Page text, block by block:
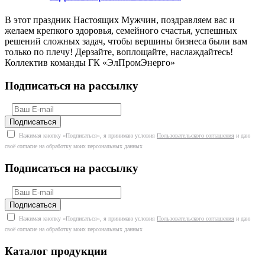
В этот праздник Настоящих Мужчин, поздравляем вас и
желаем крепкого здоровья, семейного счастья, успешных
решений сложных задач, чтобы вершины бизнеса были вам
только по плечу! Дерзайте, воплощайте, наслаждайтесь!
Коллектив команды ГК «ЭлПромЭнерго»
Подписаться на рассылку
Нажимая кнопку «Подписаться», я принимаю условия Пользовательского соглашения и даю
своё согласие на обработку моих персональных данных
Подписаться на рассылку
Нажимая кнопку «Подписаться», я принимаю условия Пользовательского соглашения и даю
своё согласие на обработку моих персональных данных
Каталог продукции